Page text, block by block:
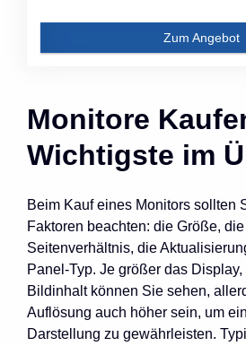
Zum Angebot
Monitore
Wichtigste im
Beim Kauf eines Monitors sollten
Faktoren beachten: die Größe,
Seitenverhältnis, die
Panel-Typ. Je größer das
Bildinhalt können Sie sehen,
Auflösung auch höher sein, um
Darstellung zu gewährleisten.